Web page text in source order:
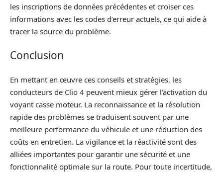
les inscriptions de données précédentes et croiser ces
informations avec les codes d’erreur actuels, ce qui aide à
tracer la source du problème.
Conclusion
En mettant en œuvre ces conseils et stratégies, les
conducteurs de Clio 4 peuvent mieux gérer l’activation du
voyant casse moteur. La reconnaissance et la résolution
rapide des problèmes se traduisent souvent par une
meilleure performance du véhicule et une réduction des
coûts en entretien. La vigilance et la réactivité sont des
alliées importantes pour garantir une sécurité et une
fonctionnalité optimale sur la route. Pour toute incertitude,